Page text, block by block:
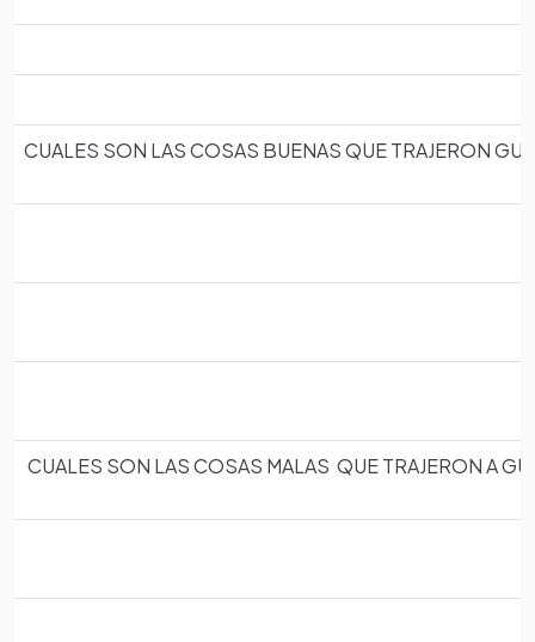
CUALES SON LAS COSAS BUENAS QUE TRAJERON
CUALES SON LAS COSAS MALAS QUE TRAJERON A